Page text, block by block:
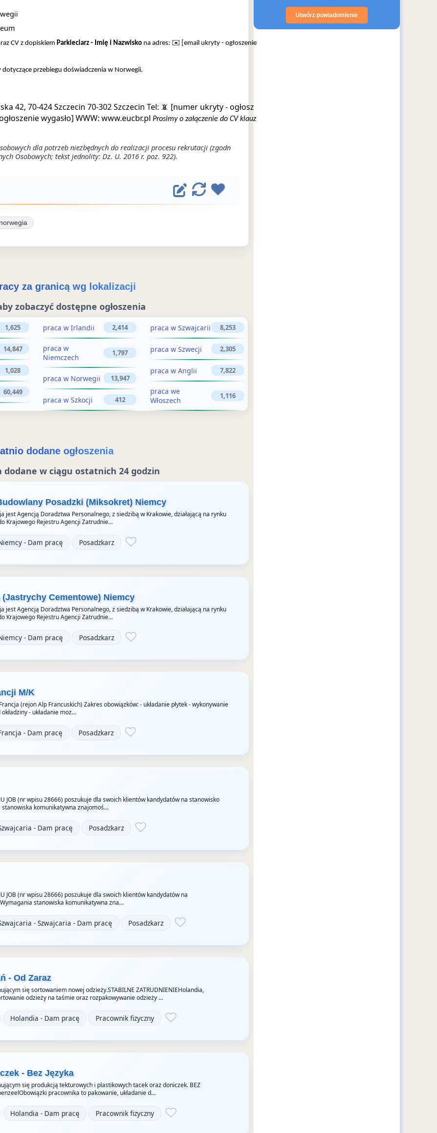
CV z dopiskiem Parkieciarz - Imię i Nazwisko na adres: ✉️ [email ukryty - ogłoszenie
dotyczące przebiegu doświadczenia w Norwegii.
42, 70-424 Szczecin 70-302 Szczecin Tel: 📵 [numer ukryty - ogłosz
wygasło] WWW: www.eucbr.pl Prosimy o załączenie do CV klauz
dla potrzeb niezbędnych do realizacji procesu rekrutacji (zgodn
Osobowych; tekst jednolity: Dz. U. 2016 r. poz. 922).
E
d
t
g
ł
o
s
e
O
d
g
ł
o
s
z
e
n
norwegia
za granicą wg lokalizacji
zobaczyć dostępne ogłoszenia
1,625
14,847
1,028
60,449
praca w Irlandii 2,414
praca w
Niemczech
1,797
praca w Norwegii 13,947
praca w Szkocji 412
praca w Szwajcarii 8,253
praca w Szwecji 2,305
praca w Anglii 7,822
praca we
Włoszech
1,116
dodane ogłoszenia
dodane w ciągu ostatnich 24 godzin
Posadzki (Miksokret) Niemcy
jest Agencją Doradztwa Personalnego, z siedzibą w Krakowie, działającą na rynku
Krajowego Rejestru Agencji Zatrudnie…
- Dam pracę Posadzkarz
(Jastrychy Cementowe) Niemcy
jest Agencją Doradztwa Personalnego, z siedzibą w Krakowie, działającą na rynku
Krajowego Rejestru Agencji Zatrudnie…
- Dam pracę Posadzkarz
M/K
(rejon Alp Francuskich) Zakres obowiązków: - układanie płytek - wykonywanie
- układanie moz…
- Dam pracę Posadzkarz
JOB (nr wpisu 28666) poszukuje dla swoich klientów kandydatów na stanowisko
stanowiska komunikatywna znajomoś…
- Dam pracę Posadzkarz
JOB (nr wpisu 28666) poszukuje dla swoich klientów kandydatów na
stanowiska komunikatywna zna…
- Szwajcaria - Dam pracę Posadzkarz
- Od Zaraz
się sortowaniem nowej odzieży.STABILNE ZATRUDNIENIEHolandia,
odzieży na taśmie oraz rozpakowywanie odzieży …
Holandia - Dam pracę Pracownik fizyczny
- Bez Języka
się produkcją tekturowych i plastikowych tacek oraz doniczek. BEZ
pracownika to pakowanie, układanie d…
Holandia - Dam pracę Pracownik fizyczny
Utwórz powiadomienie